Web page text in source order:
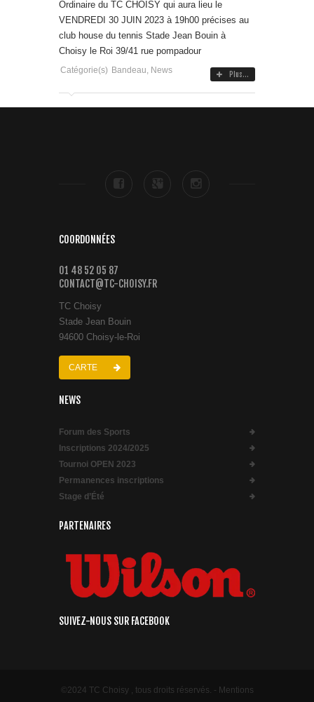
Ordinaire du TC CHOISY qui aura lieu le
VENDREDI 30 JUIN 2023 à 19h00 précises au
club house du tennis Stade Jean Bouin à
Choisy le Roi 39/41 rue pompadour
Catégorie(s) Bandeau News Plus...
COORDONNÉES
01 48 52 05 87
CONTACT@TC-CHOISY.FR
TC Choisy
Stade Jean Bouin
94600 Choisy-le-Roi
CARTE
NEWS
Forum des Sports
Inscriptions 2024/2025
Tournoi OPEN 2023
Permanences inscriptions
Stage d’Été
PARTENAIRES
SUIVEZ-NOUS SUR FACEBOOK
©2024 TC Choisy , tous droits réservés. - Mentions